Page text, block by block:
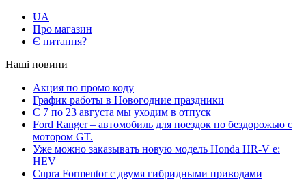
UA
Про магазин
Є питання?
Наші новини
Акция по промо коду
График работы в Новогодние праздники
С 7 по 23 августа мы уходим в отпуск
Ford Ranger – автомобиль для поездок по бездорожью с
мотором GT.
Уже можно заказывать новую модель Honda HR-V e:
HEV
Cupra Formentor с двумя гибридными приводами